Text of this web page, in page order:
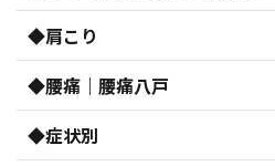
◆肩こり
◆腰痛｜腰痛八戸
◆症状別